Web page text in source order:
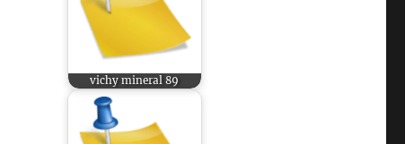
vichy mineral 89